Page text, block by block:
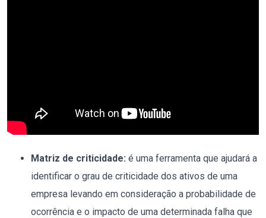
Matriz de criticidade: é uma ferramenta que ajudará a
identificar o grau de criticidade dos ativos de uma
empresa levando em consideração a probabilidade de
ocorrência e o impacto de uma determinada falha que